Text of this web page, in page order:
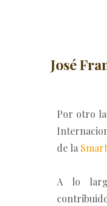
José
Por otro
de la
A lo